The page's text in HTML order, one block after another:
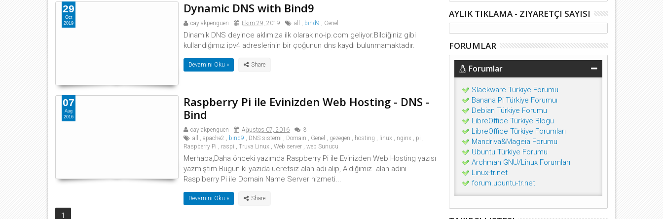
Dynamic DNS with Bind9
caylakpenguen Ekim 29, 2019 all , bind9 , Genel
Dinamik DNS deyince aklımıza ilk olarak no-ip.com geliyor.Bildiğiniz gibi
kullandığımız ipv4 adreslerinin bir çoğunun dns kaydı bulunmamaktadır.
Devamını Oku »
29
Oct
2019
Raspberry Pi ile Evinizden Web Hosting - DNS -
Bind
caylakpenguen Ağustos 07, 2016
3
all
, apache2 , bind9 , DNS sistemi , Domain , Genel , gezegen , hosting , linux , nginx , pi ,
Raspberry Pi , raspi , Truva Linux , Web server , web Sunucu
Merhaba,Daha önceki yazımda Raspberry Pi ile Evinizden Web Hosting yazısı
yazmıştım.Bugün ki yazıda ücretsiz alan adı alıp, Aldığımız alan adını
Raspiberry Pi ile Domain Name Server hizmeti...
Devamını Oku »
07
Aug
2016
1
AYLIK TIKLAMA - ZIYARETÇI SAYISI
FORUMLAR
Forumlar
Slackware Türkiye Forumu
Banana Pi Türkiye Forumuı
Debian Türkiye Forumu
LibreOffice Türkiye Blogu
LibreOffice Türkiye Forumları
Mandriva&Mageia Forumu
Ubuntu Türkiye Forumu
Archman GNU/Linux Forumları
Linux-tr.net
forum.ubuntu-tr.net